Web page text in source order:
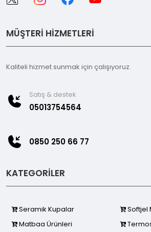
MÜŞTERİ HİZMETLERİ
Kaliteli hizmet sunmak için çalışıyoruz.
Satış & destek
05013754564
0850 250 66 77
KATEGORİLER
Seramik Kupalar
Softjel
Matbaa Ürünleri